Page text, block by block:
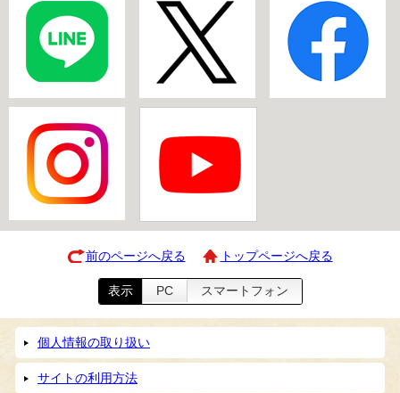
前のページへ戻る トップページへ戻る
表示 PC スマートフォン
個人情報の取り扱い
サイトの利用方法